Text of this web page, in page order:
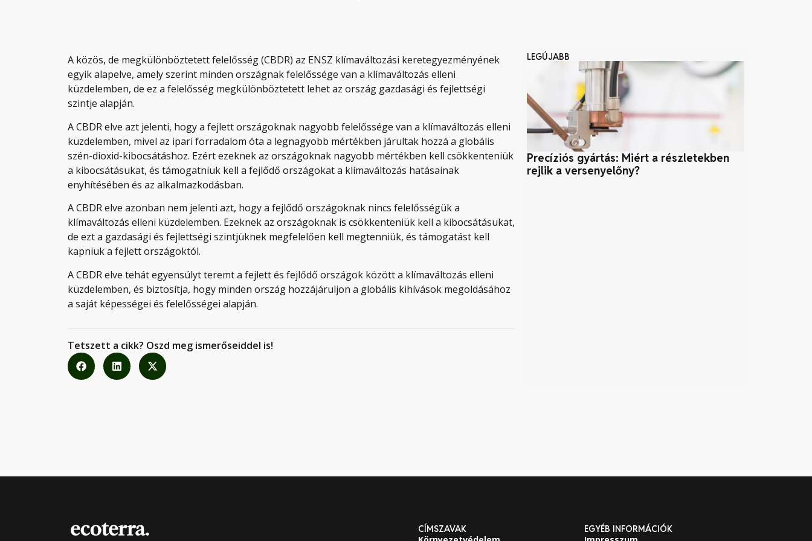
A közös, de megkülönböztetett felelősség (CBDR) az ENSZ klímaváltozási keretegyezményének
egyik alapelve, amely szerint minden országnak felelőssége van a klímaváltozás elleni
küzdelemben, de ez a felelősség megkülönböztetett lehet az ország gazdasági és fejlettségi
szintje alapján.
A CBDR elve azt jelenti, hogy a fejlett országoknak nagyobb felelőssége van a klímaváltozás elleni
küzdelemben, mivel az ipari forradalom óta a legnagyobb mértékben járultak hozzá a globális
szén-dioxid-kibocsátáshoz. Ezért ezeknek az országoknak nagyobb mértékben kell csökkenteniük
a kibocsátásukat, és támogatniuk kell a fejlődő országokat a klímaváltozás hatásainak
enyhítésében és az alkalmazkodásban.
A CBDR elve azonban nem jelenti azt, hogy a fejlődő országoknak nincs felelősségük a
klímaváltozás elleni küzdelemben. Ezeknek az országoknak is csökkenteniük kell a kibocsátásukat,
de ezt a gazdasági és fejlettségi szintjüknek megfelelően kell megtenniük, és támogatást kell
kapniuk a fejlett országoktól.
A CBDR elve tehát egyensúlyt teremt a fejlett és fejlődő országok között a klímaváltozás elleni
küzdelemben, és biztosítja, hogy minden ország hozzájáruljon a globális kihívások megoldásához
a saját képességei és felelősségei alapján.
Tetszett a cikk? Oszd meg ismerőseiddel is!
LEGÚJABB
Precíziós gyártás: Miért a részletekben
rejlik a versenyelőny?
CÍMSZAVAK EGYÉB INFORMÁCIÓK